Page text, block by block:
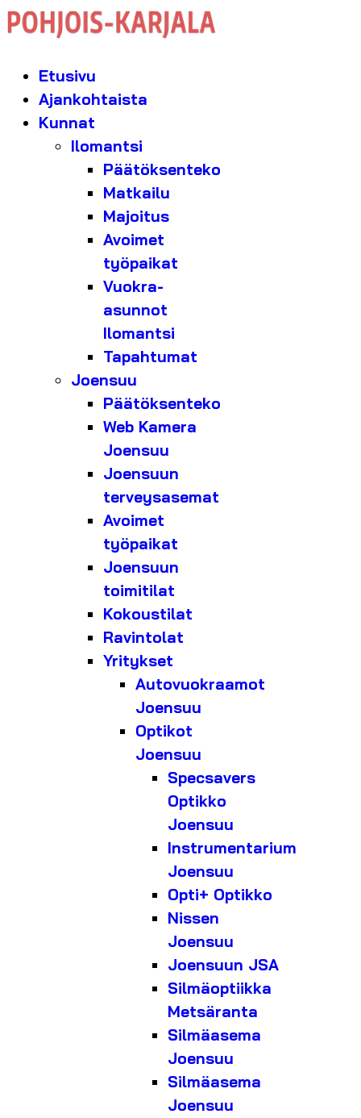
Etusivu
Ajankohtaista
Kunnat
Ilomantsi
Päätöksenteko
Matkailu
Majoitus
Avoimet
työpaikat
Vuokra-
asunnot
Ilomantsi
Tapahtumat
Joensuu
Päätöksenteko
Web Kamera
Joensuu
Joensuun
terveysasemat
Avoimet
työpaikat
Joensuun
toimitilat
Kokoustilat
Ravintolat
Yritykset
Autovuokraamot
Joensuu
Optikot
Joensuu
Specsavers
Optikko
Joensuu
Instrumentarium
Joensuu
Opti+ Optikko
Nissen
Joensuu
Joensuun JSA
Silmäoptiikka
Metsäranta
Silmäasema
Joensuu
Silmäasema
Joensuu